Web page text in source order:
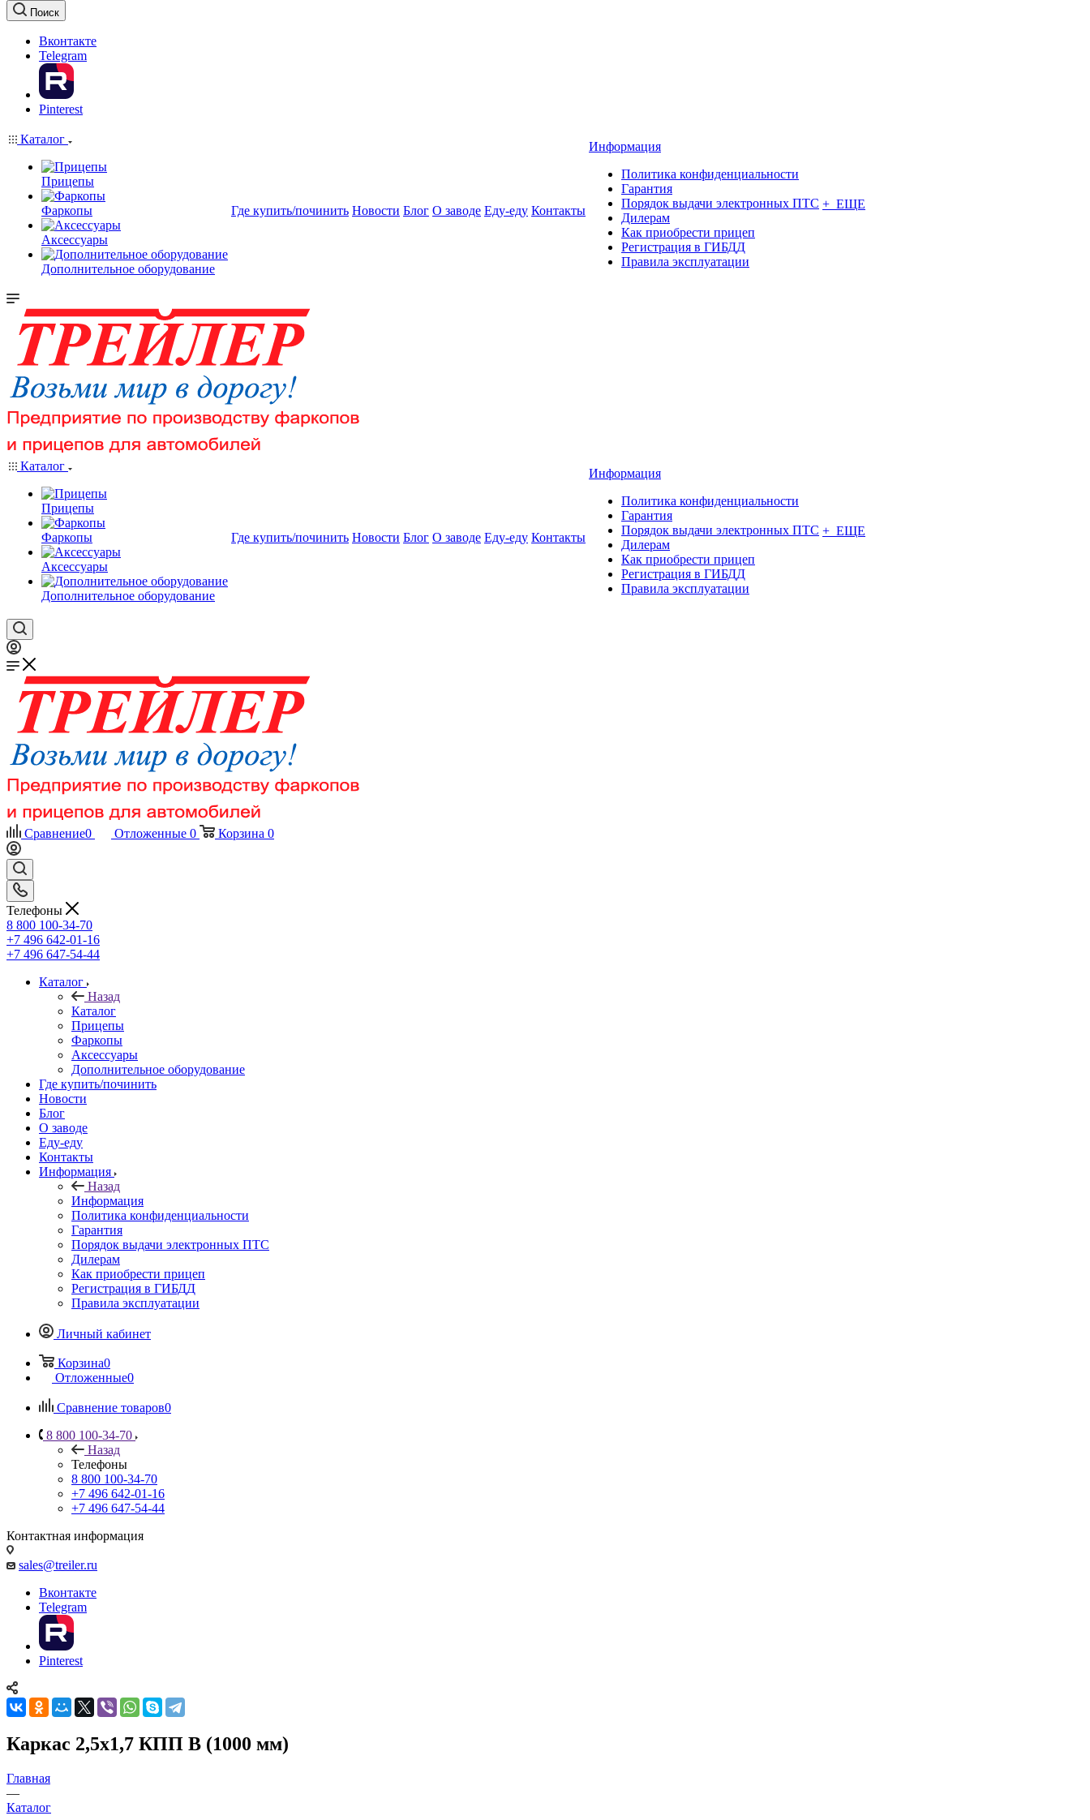
Поиск
Вконтакте
Telegram
Pinterest
Каталог
Прицепы
Фаркопы
Аксессуары
Дополнительное оборудование
Где купить/починить Новости Блог О заводе Еду-еду Контакты
Информация
Политика конфиденциальности
Гарантия
Порядок выдачи электронных ПТС
Дилерам
Как приобрести прицеп
Регистрация в ГИБДД
Правила эксплуатации
+ ЕЩЕ
Каталог
Прицепы
Фаркопы
Аксессуары
Дополнительное оборудование
Где купить/починить Новости Блог О заводе Еду-еду Контакты
Информация
Политика конфиденциальности
Гарантия
Порядок выдачи электронных ПТС
Дилерам
Как приобрести прицеп
Регистрация в ГИБДД
Правила эксплуатации
+ ЕЩЕ
Сравнение0 Отложенные 0 Корзина 0
Телефоны
8 800 100-34-70
+7 496 642-01-16
+7 496 647-54-44
Каталог
Назад
Каталог
Прицепы
Фаркопы
Аксессуары
Дополнительное оборудование
Где купить/починить
Новости
Блог
О заводе
Еду-еду
Контакты
Информация
Назад
Информация
Политика конфиденциальности
Гарантия
Порядок выдачи электронных ПТС
Дилерам
Как приобрести прицеп
Регистрация в ГИБДД
Правила эксплуатации
Личный кабинет
Корзина0
Отложенные0
Сравнение товаров0
8 800 100-34-70
Назад
Телефоны
8 800 100-34-70
+7 496 642-01-16
+7 496 647-54-44
Контактная информация
sales@treiler.ru
Вконтакте
Telegram
Pinterest
Каркас 2,5х1,7 КПП В (1000 мм)
Главная
—
Каталог